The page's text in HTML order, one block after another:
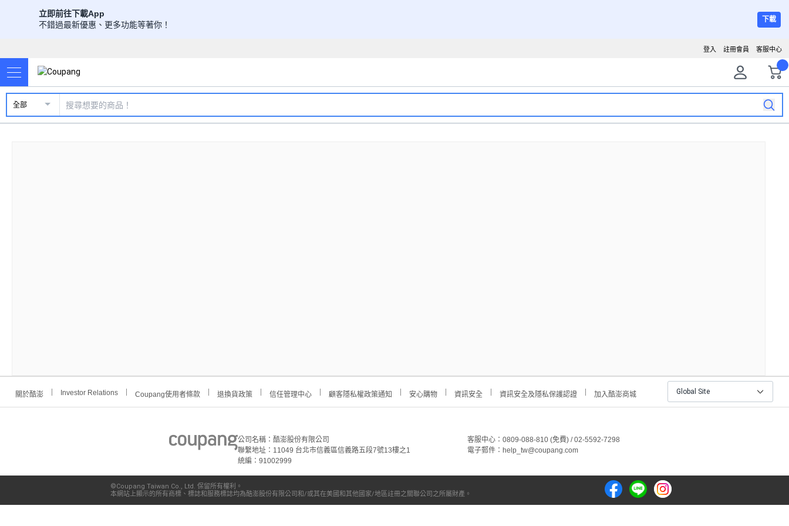
立即前往下載App
不錯過最新優惠、更多功能等著你！
下載
客服中心
註冊會員
登入
全部
關於酷澎 Investor Relations Coupang使用者條款 退換貨政策 信任管理中心 顧客隱私權政策通知 安心購物 資訊安全 資訊安全及隱私保護認證 加入酷澎商城 Global Site
公司名稱：酷澎股份有限公司
聯繫地址：11049 台北市信義區信義路五段7號13樓之1
統編：91002999
客服中心：0809-088-810 (免費) / 02-5592-7298
電子郵件：help_tw@coupang.com
©Coupang Taiwan Co., Ltd. 保留所有權利。
本網站上顯示的所有商標、標誌和服務標誌均為酷澎股份有限公司和/或其在美國和其他國家/地區註冊之關聯公司之所屬財產。